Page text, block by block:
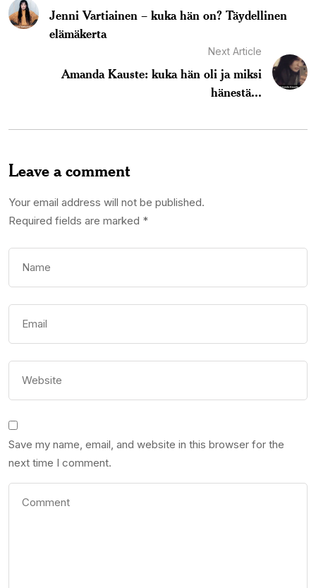
Jenni Vartiainen – kuka hän on? Täydellinen
elämäkerta
Next Article
Amanda Kauste: kuka hän oli ja miksi
hänestä...
Leave a comment
Your email address will not be published.
Required fields are marked *
Save my name, email, and website in this browser for the
next time I comment.